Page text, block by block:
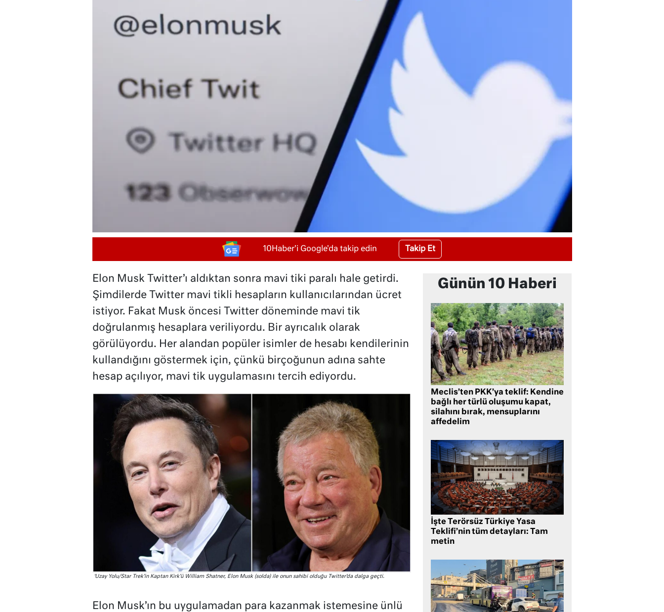
10Haber'i Google'da takip edin Takip Et
Elon Musk Twitter’ı aldıktan sonra mavi tiki paralı hale getirdi.
Şimdilerde Twitter mavi tikli hesapların kullanıcılarından ücret
istiyor. Fakat Musk öncesi Twitter döneminde mavi tik
doğrulanmış hesaplara veriliyordu. Bir ayrıcalık olarak
görülüyordu. Her alandan popüler isimler de hesabı kendilerinin
kullandığını göstermek için, çünkü birçoğunun adına sahte
hesap açılıyor, mavi tik uygulamasını tercih ediyordu.
‘Uzay Yolu/Star Trek’in Kaptan Kirk’ü William Shatner, Elon Musk (solda) ile onun sahibi olduğu Twitter’da dalga geçti.
Elon Musk’ın bu uygulamadan para kazanmak istemesine ünlü
Günün 10 Haberi
Meclis’ten PKK’ya teklif: Kendine
bağlı her türlü oluşumu kapat,
silahını bırak, mensuplarını
affedelim
İşte Terörsüz Türkiye Yasa
Teklifi’nin tüm detayları: Tam
metin